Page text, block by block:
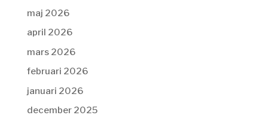
maj 2026
april 2026
mars 2026
februari 2026
januari 2026
december 2025